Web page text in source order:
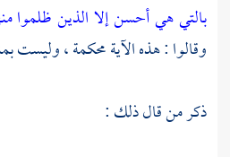
بالتي هي أحسن إلا الذين ظلموا
وقالوا : هذه الآية محكمة ، وليست
ذكر من قال ذلك :